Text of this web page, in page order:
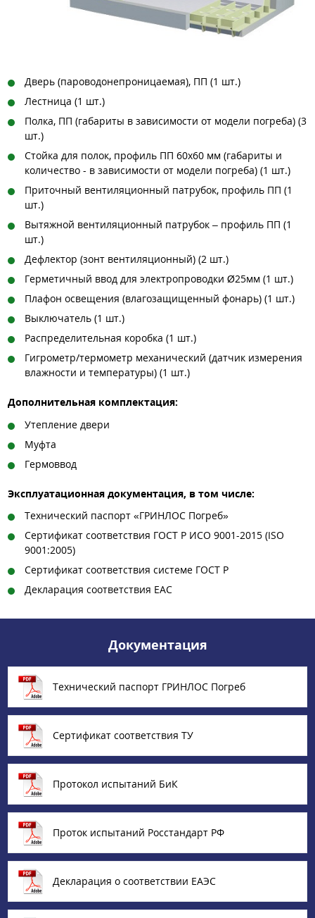
Дверь (пароводонепроницаемая), ПП (1 шт.)
Лестница (1 шт.)
Полка, ПП (габариты в зависимости от модели погреба) (3
шт.)
Стойка для полок, профиль ПП 60х60 мм (габариты и
количество - в зависимости от модели погреба) (1 шт.)
Приточный вентиляционный патрубок, профиль ПП (1
шт.)
Вытяжной вентиляционный патрубок – профиль ПП (1
шт.)
Дефлектор (зонт вентиляционный) (2 шт.)
Герметичный ввод для электропроводки Ø25мм (1 шт.)
Плафон освещения (влагозащищенный фонарь) (1 шт.)
Выключатель (1 шт.)
Распределительная коробка (1 шт.)
Гигрометр/термометр механический (датчик измерения
влажности и температуры) (1 шт.)
Дополнительная комплектация:
Утепление двери
Муфта
Гермоввод
Эксплуатационная документация, в том числе:
Технический паспорт «ГРИНЛОС Погреб»
Сертификат соответствия ГОСТ Р ИСО 9001-2015 (ISO
9001:2005)
Сертификат соответствия системе ГОСТ Р
Декларация соответствия ЕАС
Документация
Технический паспорт ГРИНЛОС Погреб
Сертификат соответствия ТУ
Протокол испытаний БиК
Проток испытаний Росстандарт РФ
Декларация о соответствии ЕАЭС